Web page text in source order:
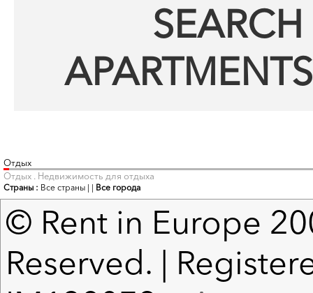
Отдых
Отдых . Недвижимость для отдыха
Страны : Все страны | | Все города
© Rent in Europe
Reserved. |